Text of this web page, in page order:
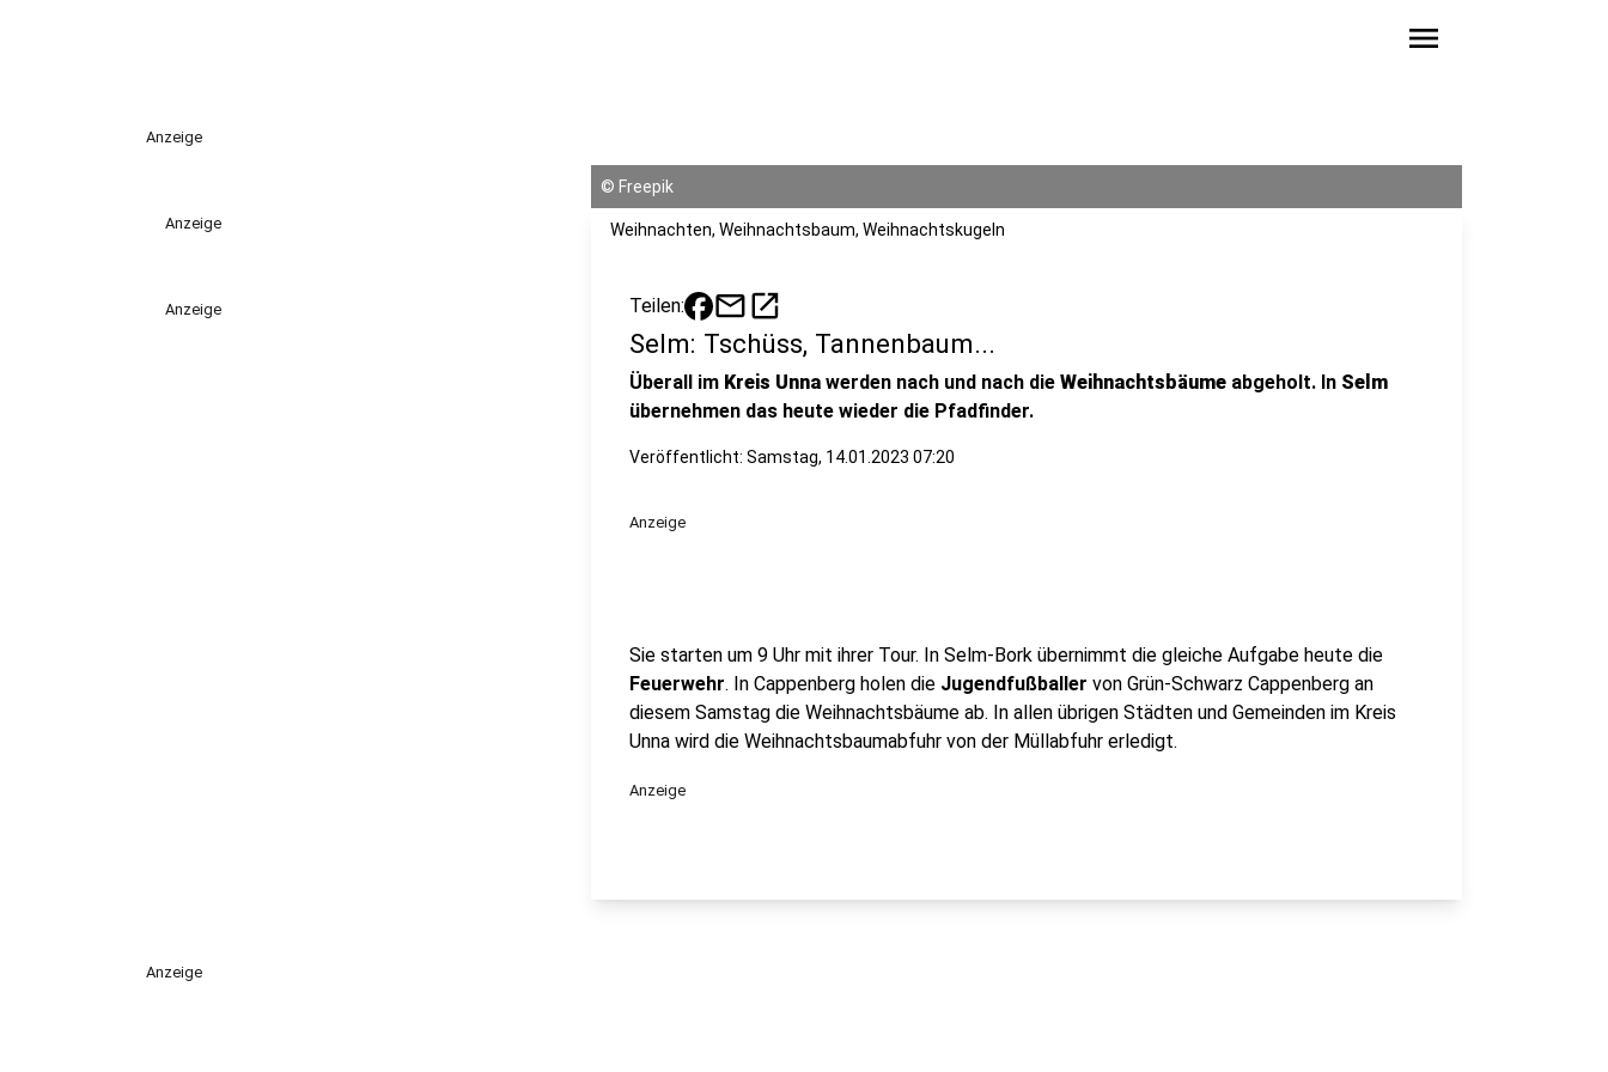
menu
Anzeige
Anzeige
Anzeige
© Freepik
Weihnachten, Weihnachtsbaum, Weihnachtskugeln
Teilen: mailopen_in_new
Selm: Tschüss, Tannenbaum...
Überall im Kreis Unna werden nach und nach die Weihnachtsbäume abgeholt. In Selm
übernehmen das heute wieder die Pfadfinder.
Veröffentlicht: Samstag, 14.01.2023 07:20
Anzeige
Sie starten um 9 Uhr mit ihrer Tour. In Selm-Bork übernimmt die gleiche Aufgabe heute die
Feuerwehr. In Cappenberg holen die Jugendfußballer von Grün-Schwarz Cappenberg an
diesem Samstag die Weihnachtsbäume ab. In allen übrigen Städten und Gemeinden im Kreis
Unna wird die Weihnachtsbaumabfuhr von der Müllabfuhr erledigt.
Anzeige
Anzeige